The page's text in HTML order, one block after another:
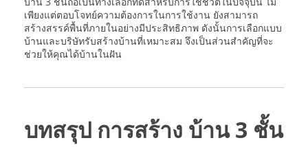
เพียงแต่ตอบโจทย์ความต้องการในการใช้งาน ยังสามารถ
สร้างสรรค์พื้นที่ภายในอย่างมีประสิทธิภาพ ดังนั้นการเลือกแบบ
บ้านและบริษัทรับสร้างบ้านที่เหมาะสม จึงเป็นส่วนสำคัญที่จะ
ช่วยให้คุณได้บ้านในฝัน
บทสรุป การสร้าง บ้าน 3 ชั้น